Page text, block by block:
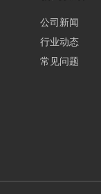
公司新闻
行业动态
常见问题